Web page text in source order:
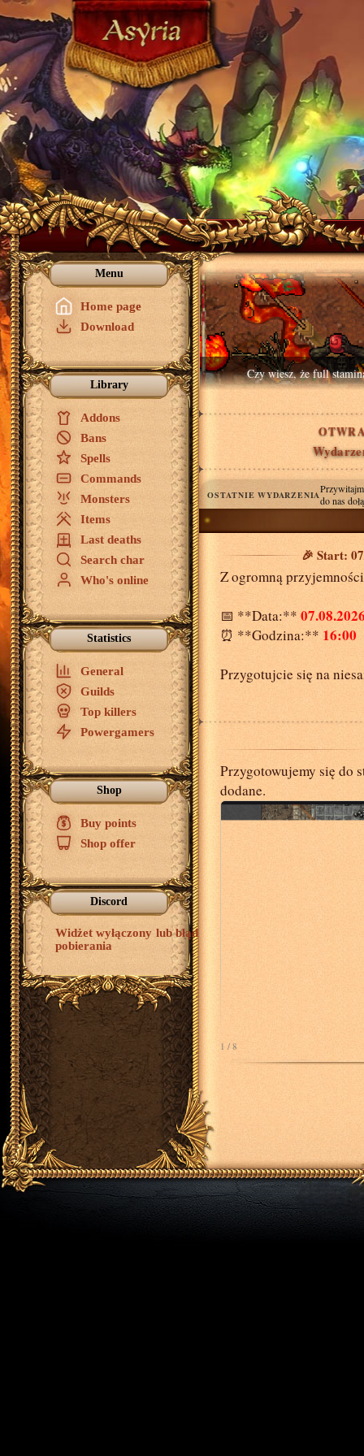
Menu
Home page
Download
Library
Addons
Bans
Spells
Commands
Monsters
Items
Last deaths
Search char
Who's online
Statistics
General
Guilds
Top killers
Powergamers
Shop
$
Buy points
Shop offer
Discord
Widżet wyłączony lub błąd
pobierania
Czy wiesz, że full
OSTATNIE WYDARZENIAdo nas
🎉 Start:
Z ogromną
📅 **Data:**
⏰ **Godzina:** 16:00
Przygotujcie się na
Przygotowujemy się do
dodane.
• Kolorowe
• Poziom ulepszenia
• Odliczanie czasu na
• Sklep dostępny
1 / 8